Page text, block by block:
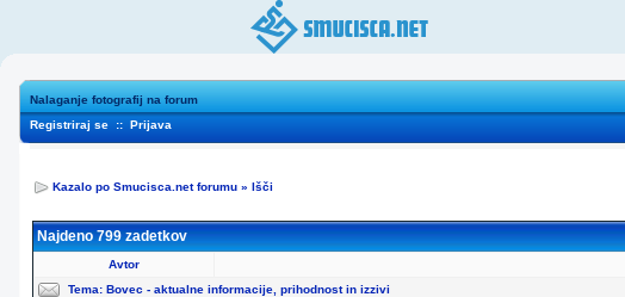
Nalaganje fotografij na forum
Registriraj se :: Prijava
Kazalo po Smucisca.net forumu » Išči
Najdeno 799 zadetkov
Avtor
Tema: Bovec - aktualne informacije, prihodnost in izzivi